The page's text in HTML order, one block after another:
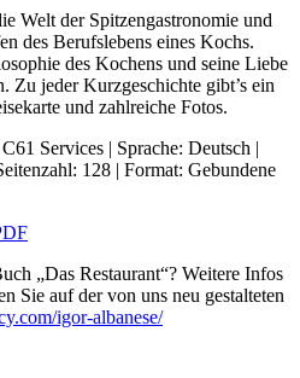
Welt der Spitzengastronomie und
des Berufslebens eines Kochs.
des Kochens und seine Liebe
Zu jeder Kurzgeschichte gibt’s ein
und zahlreiche Fotos.
Services | Sprache: Deutsch |
128 | Format: Gebundene
„Das Restaurant“? Weitere Infos
Sie auf der von uns neu gestalteten
igor-albanese/